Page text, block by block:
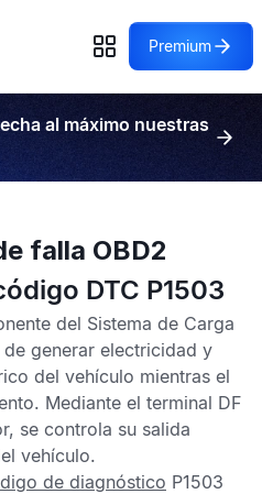
Premium
al máximo nuestras
falla OBD2
DTC P1503
del Sistema de Carga
generar electricidad y
del vehículo mientras el
Mediante el terminal DF
se controla su salida
vehículo.
de diagnóstico P1503